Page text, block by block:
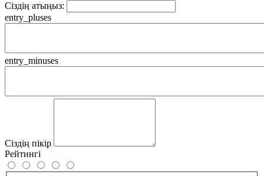
Сіздің атыңыз:
entry_pluses
entry_minuses
Сіздің пікір
Рейтингі